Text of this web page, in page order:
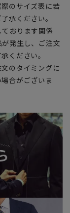
のサイズ表に若
承ください。
おります関係
発生し、ご注文
ください。
のタイミングに
合がございま